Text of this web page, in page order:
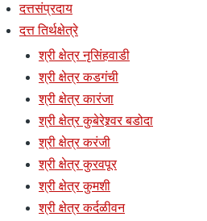
दत्तसंप्रदाय
दत्त तिर्थक्षेत्रे
श्री क्षेत्र नृसिंहवाडी
श्री क्षेत्र कडगंची
श्री क्षेत्र कारंजा
श्री क्षेत्र कुबेरेश्र्वर बडोदा
श्री क्षेत्र करंजी
श्री क्षेत्र कुरवपूर
श्री क्षेत्र कुमशी
श्री क्षेत्र कर्दळीवन